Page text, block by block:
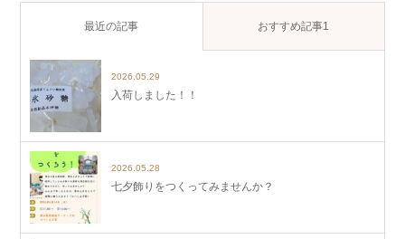
最近の記事 おすすめ記事1
2026.05.29
入荷しました！！
2026.05.28
七夕飾りをつくってみませんか？